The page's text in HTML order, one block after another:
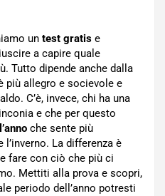
un test gratis e
a capire quale
Tutto dipende anche dalla
più allegro e socievole e
C’è, invece, chi ha una
e che per questo
che sente più
l’inverno. La differenza è
fare con ciò che più ci
Mettiti alla prova e scopri,
periodo dell’anno potresti